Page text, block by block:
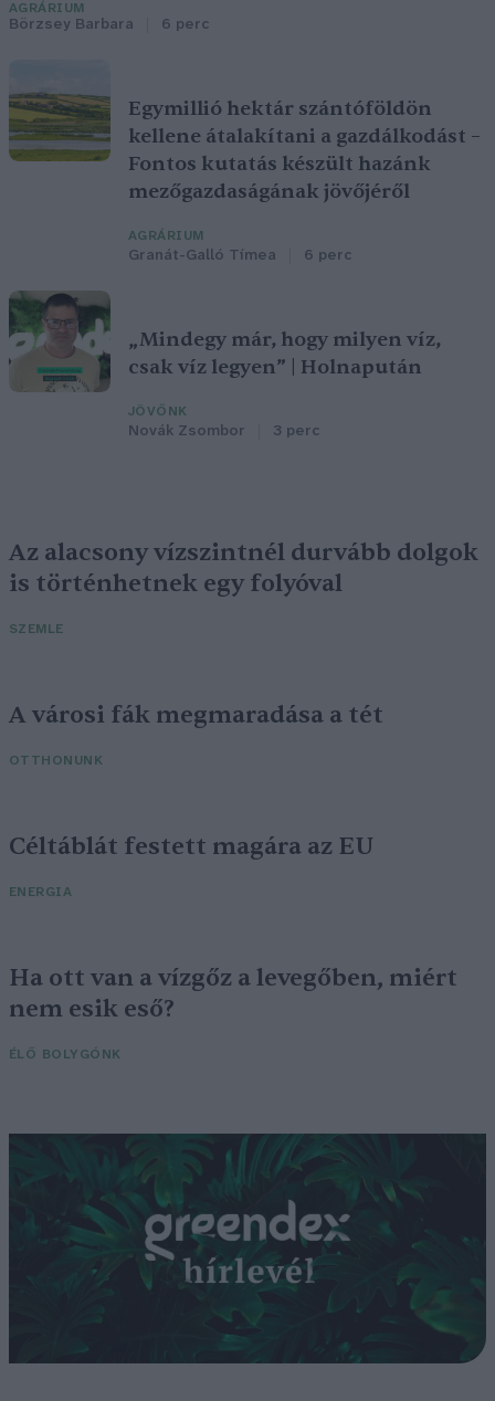
AGRÁRIUM
Börzsey Barbara 6 perc
Egymillió hektár szántóföldön
kellene átalakítani a gazdálkodást –
Fontos kutatás készült hazánk
mezőgazdaságának jövőjéről
AGRÁRIUM
Granát-Galló Tímea 6 perc
„Mindegy már, hogy milyen víz,
csak víz legyen” | Holnapután
JÖVŐNK
Novák Zsombor 3 perc
Az alacsony vízszintnél durvább dolgok
is történhetnek egy folyóval
SZEMLE
A városi fák megmaradása a tét
OTTHONUNK
Céltáblát festett magára az EU
ENERGIA
Ha ott van a vízgőz a levegőben, miért
nem esik eső?
ÉLŐ BOLYGÓNK